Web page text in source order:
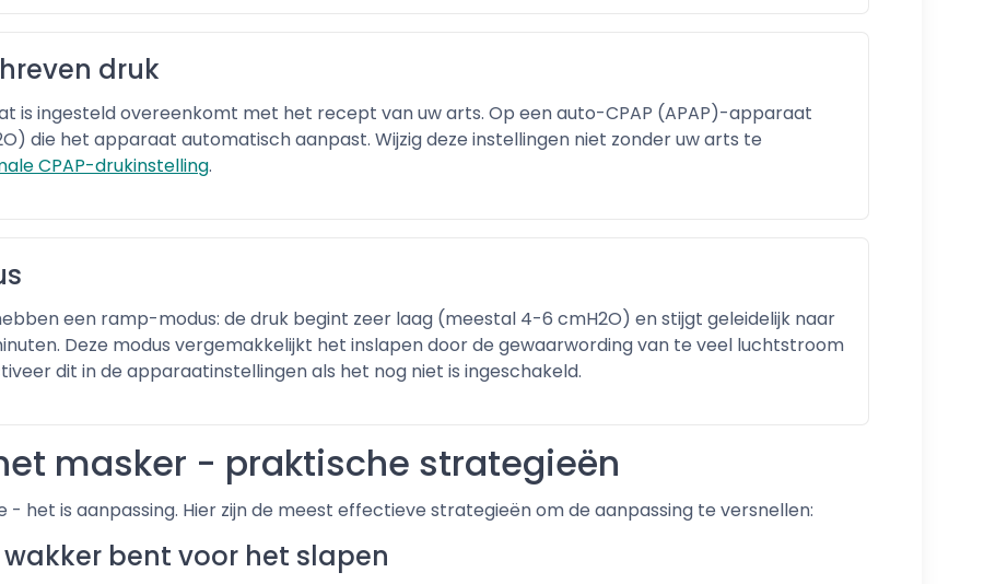
druk
is ingesteld overeenkomt met het recept van uw arts. Op een auto-CPAP (APAP)-apparaat
die het apparaat automatisch aanpast. Wijzig deze instellingen niet zonder uw arts te
CPAP-drukinstelling.
een ramp-modus: de druk begint zeer laag (meestal 4-6 cmH2O) en stijgt geleidelijk naar
Deze modus vergemakkelijkt het inslapen door de gewaarwording van te veel luchtstroom
dit in de apparaatinstellingen als het nog niet is ingeschakeld.
masker - praktische strategieën
het is aanpassing. Hier zijn de meest effectieve strategieën om de aanpassing te versnellen:
bent voor het slapen